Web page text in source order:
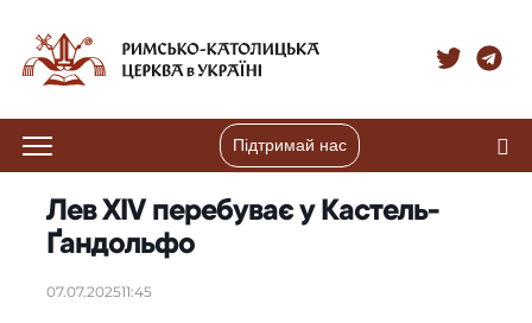
Підтримай нас
Лев XIV перебуває у Кастель-
Ґандольфо
07.07.202511:45